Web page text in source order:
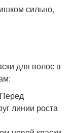
сильно,
для волос в
Перед
линии роста